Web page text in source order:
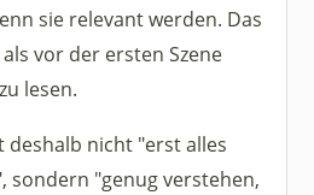
sie relevant werden. Das
vor der ersten Szene
lesen.
deshalb nicht "erst alles
sondern "genug verstehen,